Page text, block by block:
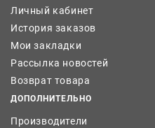
Личный кабинет
История заказов
Мои закладки
Рассылка новостей
Возврат товара
ДОПОЛНИТЕЛЬНО
Производители